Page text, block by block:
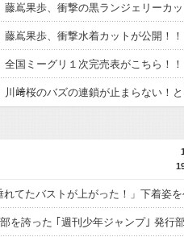
藤嶌果歩、衝撃水着カットが公開！！
全国ミーグリ１次完売表がこちら！！